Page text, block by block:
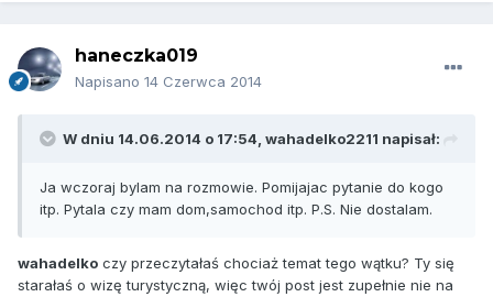
haneczka019
Napisano 14 Czerwca 2014
W dniu 14.06.2014 o 17:54, wahadelko2211 napisał:
Ja wczoraj bylam na rozmowie. Pomijajac pytanie do kogo
itp. Pytala czy mam dom,samochod itp. P.S. Nie dostalam.
wahadelko czy przeczytałaś chociaż temat tego wątku? Ty się
starałaś o wizę turystyczną, więc twój post jest zupełnie nie na